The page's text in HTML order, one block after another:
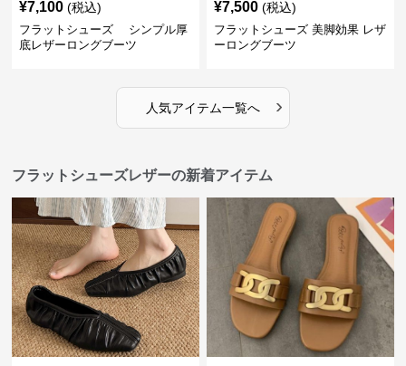
¥7,100 (税込)
フラットシューズ シンプル厚
底レザーロングブーツ
¥7,500 (税込)
フラットシューズ 美脚効果 レザ
ーロングブーツ
人気アイテム一覧へ ›
フラットシューズレザーの新着アイテム